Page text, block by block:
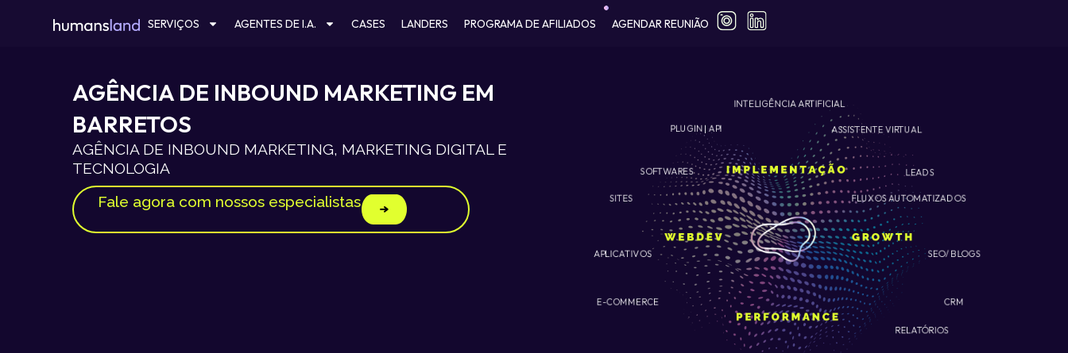
SERVIÇOS AGENTES DE I.A. CASES LANDERS PROGRAMA DE AFILIADOS AGENDAR REUNIÃO
AGÊNCIA DE INBOUND MARKETING EM
BARRETOS
AGÊNCIA DE INBOUND MARKETING, MARKETING DIGITAL E
TECNOLOGIA
Fale agora com nossos especialistas
APLICATIVOS
SITES
E-COMMERCE CRM
RELATÓRIOS
SEO/ BLOGS
FLUXOS AUTOMATIZADOS
INTELIGÊNCIA ARTIFICIAL
PLUGIN | API
SOFTWARES
ASSISTENTE VIRTUAL
LEADS